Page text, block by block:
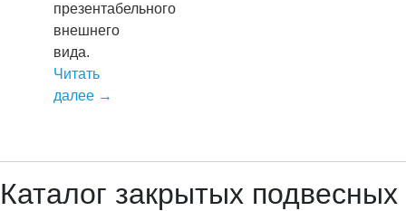
презентабельного
внешнего
вида.
Читать
далее →
Каталог закрытых подвесных